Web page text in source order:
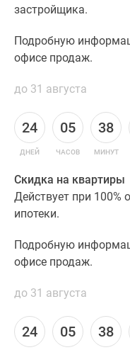
застройщика.
Подробную
офисе продаж.
до 31 августа
24
ДНЕЙ
05
ЧАСОВ
38
МИНУТ
Скидка на квартиры
Действует при 100%
ипотеки.
Подробную
офисе продаж.
до 31 августа
24 05 38